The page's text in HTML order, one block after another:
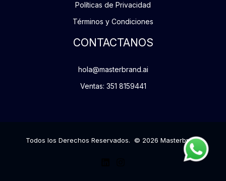
Políticas de Privacidad
Términos y Condiciones
CONTACTANOS
hola@masterbrand.ai
Ventas: 351 8159441
Todos los Derechos Reservados. © 2026 Masterbrand